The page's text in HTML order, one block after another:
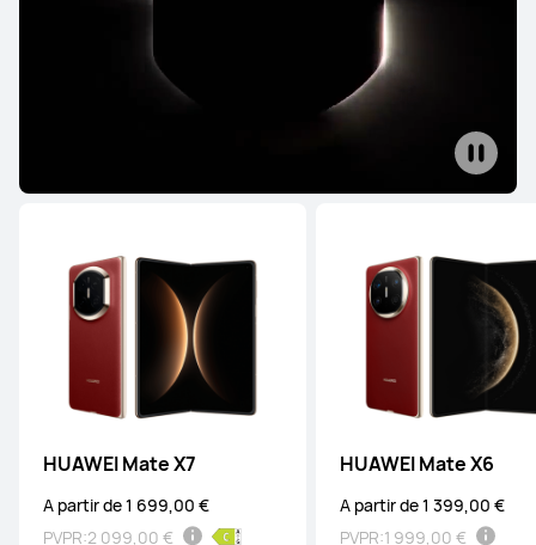
HUAWEI Mate X7
A partir de 1 699,00 €
PVPR:2 099,00 €
HUAWEI Mate X6
A partir de 1 399,00 €
PVPR:1 999,00 €